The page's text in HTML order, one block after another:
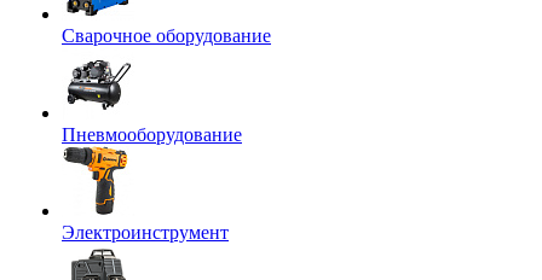
Сварочное оборудование
Пневмооборудование
Электроинструмент